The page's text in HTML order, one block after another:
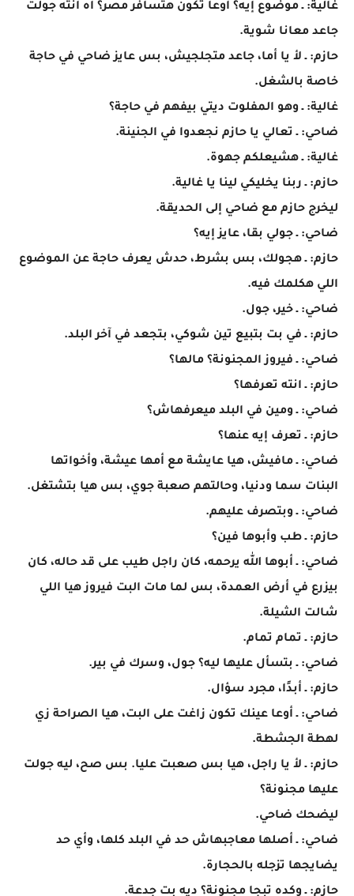
غالية: ـ موضوع إيه؟ أوعا تكون هتسافر مصر؟ اه انته جولت
جاعد معانا شوية.
حازم: ـ لأ يا أما، جاعد متجلجيش، بس عايز ضاحي في حاجة
خاصة بالشغل.
غالية: ـ وهو المفلوت ديتي بيفهم في حاجة؟
ضاحي: ـ تعالي يا حازم نجعدوا في الجنينة.
غالية: ـ هشيعلكم جهوة.
حازم: ـ ربنا يخليكي لينا يا غالية.
ليخرج حازم مع ضاحي إلى الحديقة.
ضاحي: ـ جولي بقا، عايز إيه؟
حازم: ـ هجولك، بس بشرط، حدش يعرف حاجة عن الموضوع
اللي هكلمك فيه.
ضاحي: ـ خير، جول.
حازم: ـ في بت بتبيع تين شوكي، بتجعد في آخر البلد.
ضاحي: ـ فيروز المجنونة؟ مالها؟
حازم: ـ انته تعرفها؟
ضاحي: ـ ومين في البلد ميعرفهاش؟
حازم: ـ تعرف إيه عنها؟
ضاحي: ـ مافيش، هيا عايشة مع أمها عيشة، وأخواتها
البنات سما ودنيا، وحالتهم صعبة جوي، بس هيا بتشتغل.
ضاحي: ـ وبتصرف عليهم.
حازم: ـ طب وأبوها فين؟
ضاحي: ـ أبوها الله يرحمه، كان راجل طيب على قد حاله، كان
بيزرع في أرض العمدة، بس لما مات البت فيروز هيا اللي
شالت الشيلة.
حازم: ـ تمام تمام.
ضاحي: ـ بتسأل عليها ليه؟ جول، وسرك في بير.
حازم: ـ أبدًا، مجرد سؤال.
ضاحي: ـ أوعا عينك تكون زاغت على البت، هيا الصراحة زي
لهطة الجشطة.
حازم: ـ لأ يا راجل، هيا بس صعبت عليا. بس صح، ليه جولت
عليها مجنونة؟
ليضحك ضاحي.
ضاحي: ـ أصلها معاجبهاش حد في البلد كلها، وأي حد
يضايجها تزجله بالحجارة.
حازم: ـ وكده تبجا مجنونة؟ ديه بت جدعة.